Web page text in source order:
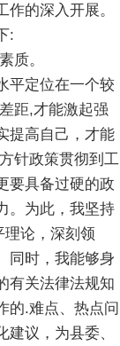
的深入开展。
:
质。
定位在一个较
距,才能激起强
提高自己，才能
针政策贯彻到工
要具备过硬的政
。为此，我坚持
理论，深刻领
同时，我能够身
有关法律法规知
的.难点、热点问
议，为县委、